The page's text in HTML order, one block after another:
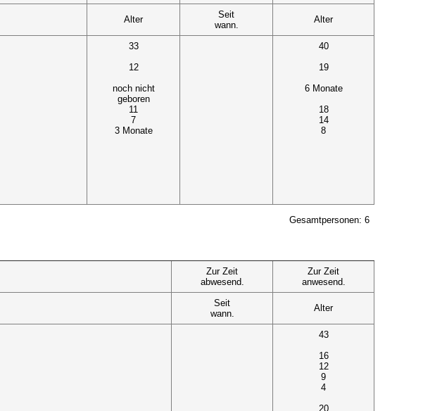
Alter
Seit
wann.
Alter
33
12
noch nicht
geboren
11
7
3 Monate
40
19
6 Monate
18
14
8
Gesamtpersonen: 6
Zur Zeit
abwesend.
Zur Zeit
anwesend.
Seit
wann.
Alter
43
16
12
9
4
20